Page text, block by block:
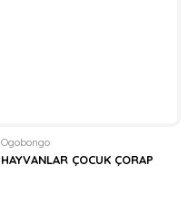
Ogobongo
HAYVANLAR ÇOCUK ÇORAP